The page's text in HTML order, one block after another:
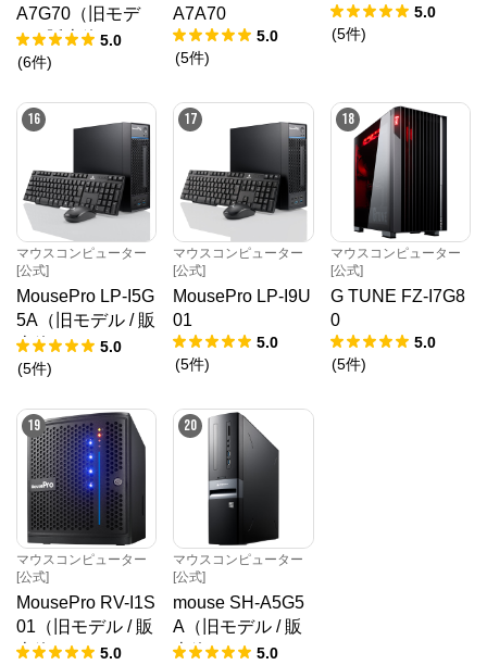
A7G70（旧モデ
ル / 販売終了）
5.0
(6件)
A7A70
5.0
(5件)
5.0
(5件)
16
マウスコンピューター
[公式]
MousePro LP-I5G
5A（旧モデル / 販
売終了）
5.0
(5件)
17
マウスコンピューター
[公式]
MousePro LP-I9U
01
5.0
(5件)
18
マウスコンピューター
[公式]
G TUNE FZ-I7G8
0
5.0
(5件)
19
マウスコンピューター
[公式]
MousePro RV-I1S
01（旧モデル / 販
売終了）
5.0
20
マウスコンピューター
[公式]
mouse SH-A5G5
A（旧モデル / 販
売終了）
5.0